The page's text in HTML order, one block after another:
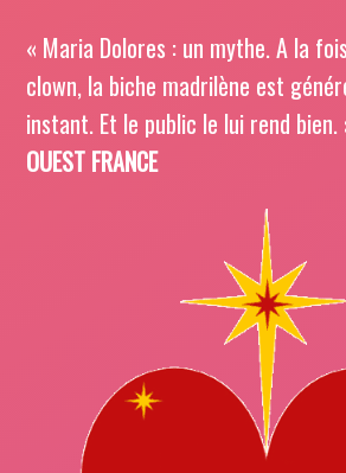
« Maria Dolores : un mythe. A la
clown, la biche madrilène est
instant. Et le public le lui rend bien.
OUEST FRANCE